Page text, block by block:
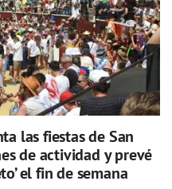
las fiestas de San
de actividad y prevé
el fin de semana